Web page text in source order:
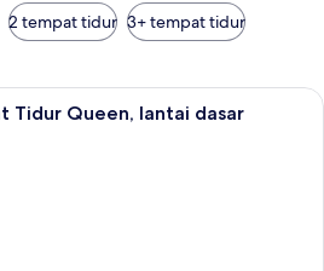
2 tempat tidur 3+ tempat tidur
Brankas, meja kerja, kedap suara,
Tidur Queen, lantai dasar